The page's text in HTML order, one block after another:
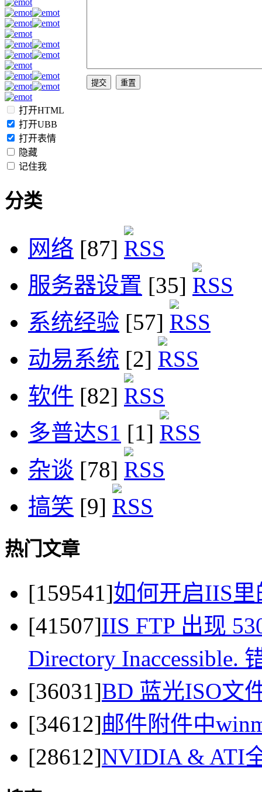
打开HTML
打开UBB
打开表情
隐藏
记住我
分类
网络 [87]
服务器设置 [35]
系统经验 [57]
动易系统 [2]
软件 [82]
多普达S1 [1]
杂谈 [78]
搞笑 [9]
热门文章
[159541]如何开启IIS里
[41507]IIS FTP 出现
Directory Inaccessible.
[36031]BD 蓝光ISO文
[34612]邮件附件中
[28612]NVIDIA & ATI